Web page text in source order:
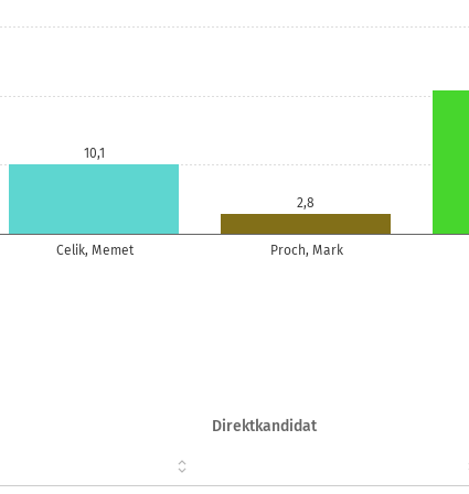
Celik, Memet Proch, Mark
10,1
2,8
Direktkandidat